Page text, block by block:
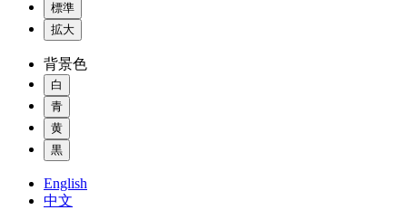
標準
拡大
背景色
白
青
黄
黒
English
中文